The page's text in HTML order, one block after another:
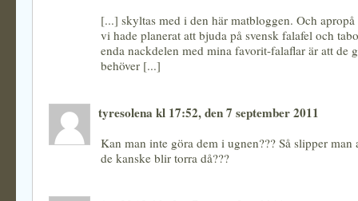
[...] skyltas med i den här matbloggen. Och
vi hade planerat att bjuda på svensk falafel och
enda nackdelen med mina favorit-falaflar är att de
behöver [...]
tyresolena kl 17:52, den 7 september 2011
Kan man inte göra dem i ugnen??? Så slipper
de kanske blir torra då???